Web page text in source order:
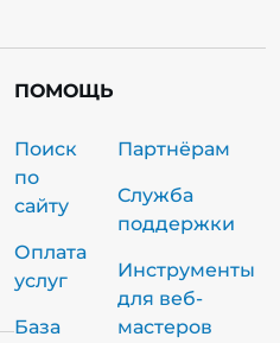
ПОМОЩЬ
Поиск
по
сайту
Оплата
услуг
База
Партнёрам
Служба
поддержки
Инструменты
для веб-
мастеров